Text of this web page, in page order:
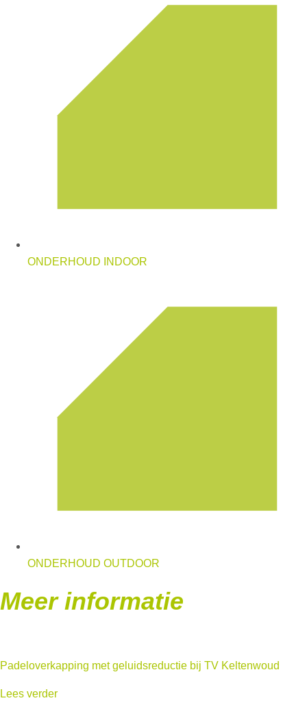
ONDERHOUD INDOOR
ONDERHOUD OUTDOOR
Meer informatie
Padeloverkapping met geluidsreductie bij TV Keltenwoud
Lees verder